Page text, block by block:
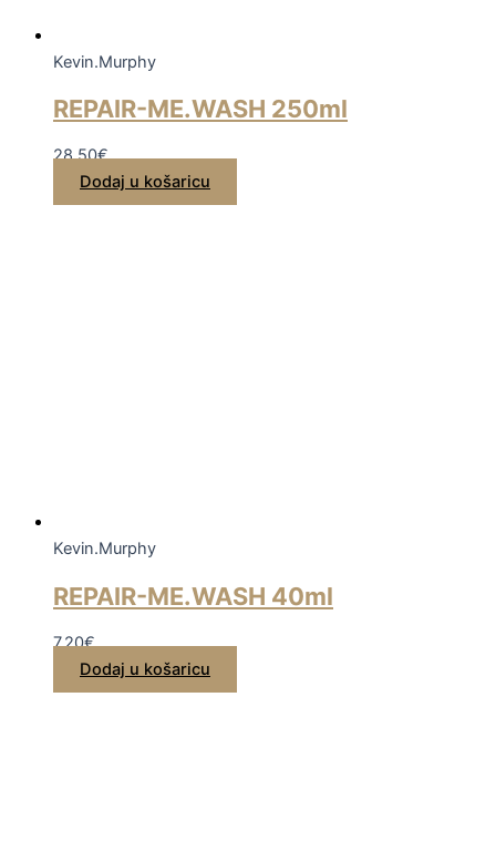
Kevin.Murphy
REPAIR-ME.WASH 250ml
28,50€
Dodaj u košaricu
Kevin.Murphy
REPAIR-ME.WASH 40ml
7,20€
Dodaj u košaricu